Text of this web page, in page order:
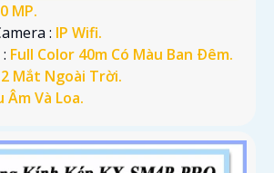
MP.
: IP Wifi.
Full Color 40m Có Màu Ban Ðêm.
2 Mắt Ngoài Trời.
Âm Và Loa.